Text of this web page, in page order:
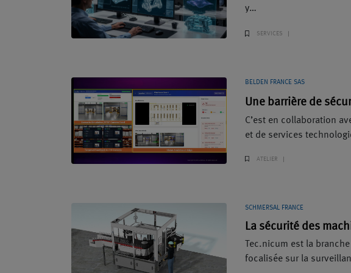
y…
SERVICES
BELDEN FRANCE SAS
Une barrière de
C’est en collaboration
et de services
ATELIER
SCHMERSAL FRANCE
La sécurité des
Tec.nicum est la
focalisée sur la